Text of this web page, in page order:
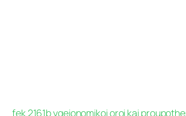
fek 2161b ygeionomikoi oroi kai